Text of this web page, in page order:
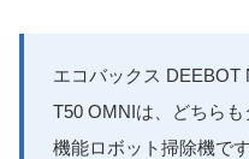
エコバックス DEEBOT
T50 OMNIは、どちら
機能ロボット掃除機で